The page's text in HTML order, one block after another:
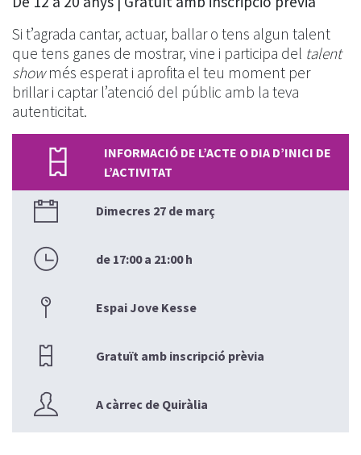
Si t’agrada cantar, actuar, ballar o tens algun talent
que tens ganes de mostrar, vine i participa del talent
showmés esperat i aprofita el teu moment per
brillar i captar l’atenció del públic amb la teva
autenticitat.
INFORMACIÓ DE L’ACTE O DIA D’INICI DE
L’ACTIVITAT
Dimecres 27 de març
de 17:00 a 21:00 h
Espai Jove Kesse
Gratuït amb inscripció prèvia
A càrrec de Quiràlia